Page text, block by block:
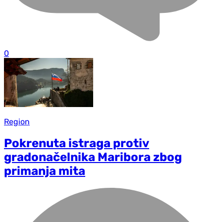
0
Region
Pokrenuta istraga protiv
gradonačelnika Maribora zbog
primanja mita